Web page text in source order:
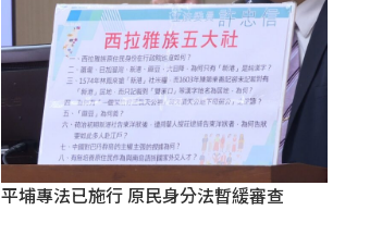
平埔專法已施行 原民身分法暫緩審查